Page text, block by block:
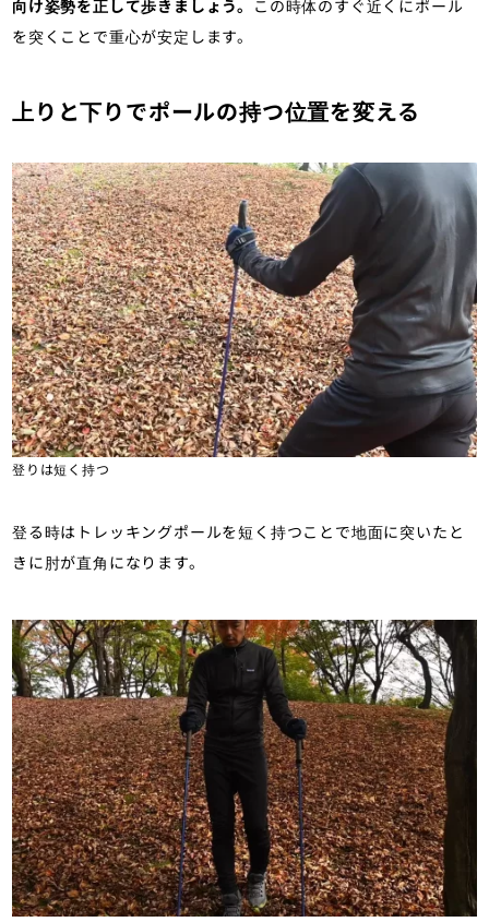
向け姿勢を正して歩きましょう。 この時体のすぐ近くにポール
を突くことで重心が安定します。
上りと下りでポールの持つ位置を変える
登りは短く持つ
登る時はトレッキングポールを短く持つことで地面に突いたと
きに肘が直角になります。